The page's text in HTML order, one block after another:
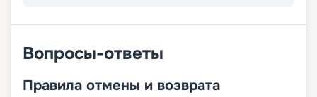
Вопросы-ответы
Правила отмены и возврата